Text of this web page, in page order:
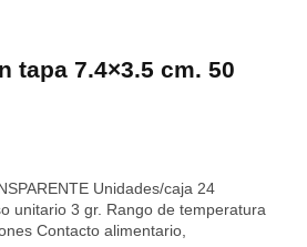
tapa 7.4×3.5 cm. 50
Unidades/caja 24
unitario 3 gr. Rango de temperatura
Contacto alimentario,